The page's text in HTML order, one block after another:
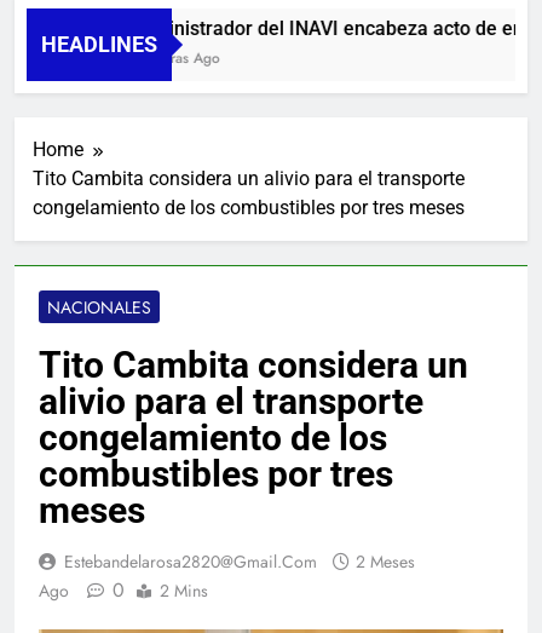
HEADLINES
Administrador del INAVI encabeza acto de
24 Horas Ago
Home
Tito Cambita considera un alivio para el transporte
congelamiento de los combustibles por tres meses
NACIONALES
Tito Cambita considera un
alivio para el transporte
congelamiento de los
combustibles por tres
meses
Estebandelarosa2820@gmail.com
2 Meses
Ago
0 2 Mins